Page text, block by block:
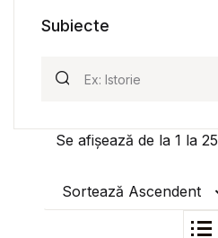
Se afișează de la 1 la 25
Sortează Ascendent
Subiecte